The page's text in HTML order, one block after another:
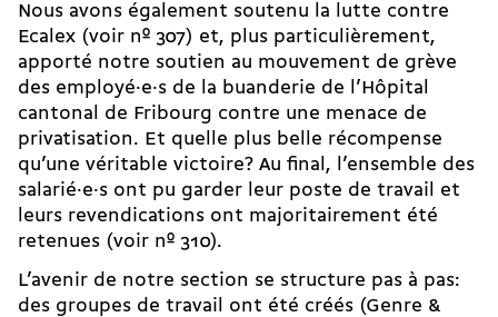
Nous avons également soutenu la lutte contre
Ecalex (voir nº 307) et, plus particulièrement,
apporté notre soutien au mouvement de grève
des employé·e·s de la buanderie de l’Hôpital
cantonal de Fribourg contre une menace de
privatisation. Et quelle plus belle récompense
qu’une véritable victoire? Au final, l’ensemble des
salarié·e·s ont pu garder leur poste de travail et
leurs revendications ont majoritairement été
retenues (voir nº 310).
L’avenir de notre section se structure pas à pas:
des groupes de travail ont été créés (Genre &